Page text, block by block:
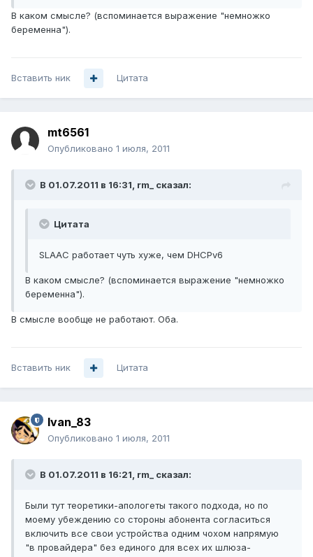
В каком смысле? (вспоминается выражение "немножко
беременна").
Вставить ник Цитата
mt6561
Опубликовано 1 июля, 2011
В 01.07.2011 в 16:31, rm_ сказал:
Цитата
SLAAC работает чуть хуже, чем DHCPv6
В каком смысле? (вспоминается выражение "немножко
беременна").
В смысле вообще не работают. Оба.
Вставить ник Цитата
Ivan_83
Опубликовано 1 июля, 2011
В 01.07.2011 в 16:21, rm_ сказал:
Были тут теоретики-апологеты такого подхода, но по
моему убеждению со стороны абонента согласиться
включить все свои устройства одним чохом напрямую
"в провайдера" без единого для всех их шлюза-